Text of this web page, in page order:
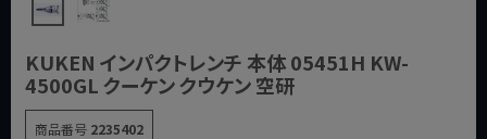
KUKEN インパクトレンチ 本体 05451H KW-
4500GL クーケン クウケン 空研
商品番号 2235402